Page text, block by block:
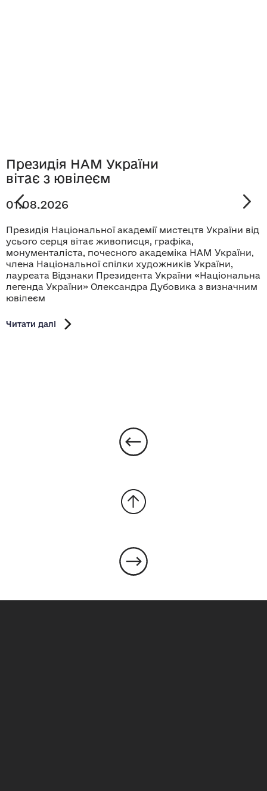
Президія НАМ України
вітає з ювілеєм
01.08.2026
Президія Національної академії мистецтв України від
усього серця вітає живописця, графіка,
монументаліста, почесного академіка НАМ України,
члена Національної спілки художників України,
лауреата Відзнаки Президента України «Національна
легенда України» Олександра Дубовика з визначним
ювілеєм
Читати далі